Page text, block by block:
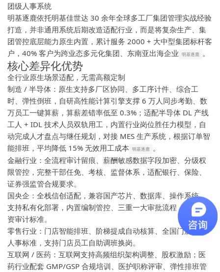
团级人事系统
明基逐鹿依托明基佳世达 30 余年全球多工厂集团管理实战经验
打造，并非通用系统后期改造适配行业，而是将复杂生产、集
团管控底层能力原生内置，累计服务 2000 + 大中型集团标杆客
户，40% 客户为跨业态多元化集团、东南亚出海企业 明基逐鹿 。
核心差异化优势
全行业原生场景适配，无需高额定制
制造 / 半导体：原生支持多厂区协同、多工序计件、综合工
时、弹性倒班，自研高性能计算引擎支撑 6 万人同步考勤、数
万员工一键算薪，算薪差错率低至 0.3%；适配半导体 DL 产线
工人 + IDL 技术人员双轨用工，内置行业岗位胜任力模型，自
动完成人才盘点与继任规划，对接 MES 生产系统，根据订单智
能排班，平均降低 15% 无效用工成本 明基逐鹿
。
金融行业：全流程审计留痕、薪酬敏感数据字段加密、分级权
限管控，完整干部任免、考核、监督体系，适配银行、保险、
证券强监管合规要求。
国央企：全栈信创适配，兼容国产芯片、数据库、操作系统，
支持私有化部署，内置编制管控、三重一大审批流程，满足国
资审计标准。
零售行业：门店智能排班、阶梯提成自动核算、全国门店统一
人事标准，支持门店员工自助调班换岗。
互联网 / 医药：互联网支持高频组织架构调整、股权激励；医
药行业配套 GMP/GSP 合规培训、医护职称评审、弹性排班管